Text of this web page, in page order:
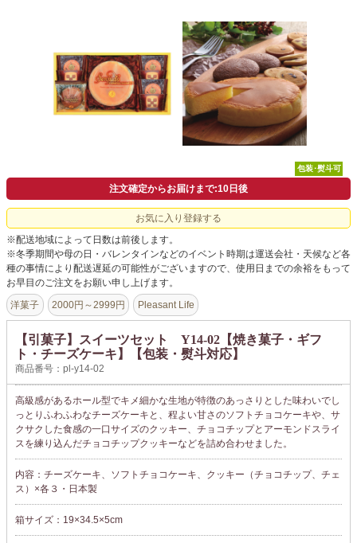
ドメイン指定受信について
無料サンプル・資料請求
包装･熨斗可
注文確定からお届けまで:10日後
お気に入り登録する
※配送地域によって日数は前後します。
※冬季期間や母の日・バレンタインなどのイベント時期は運送会社・天候など各
種の事情により配送遅延の可能性がございますので、使用日までの余裕をもって
お早目のご注文をお願い申し上げます。
洋菓子 2000円～2999円 Pleasant Life
【引菓子】スイーツセット Y14-02【焼き菓子・ギフ
ト・チーズケーキ】【包装・熨斗対応】
商品番号：pl-y14-02
高級感があるホール型でキメ細かな生地が特徴のあっさりとした味わいでし
っとりふわふわなチーズケーキと、程よい甘さのソフトチョコケーキや、サ
クサクした食感の一口サイズのクッキー、チョコチップとアーモンドスライ
スを練り込んだチョコチップクッキーなどを詰め合わせました。
内容：チーズケーキ、ソフトチョコケーキ、クッキー（チョコチップ、チェ
ス）×各３・日本製
箱サイズ：19×34.5×5cm